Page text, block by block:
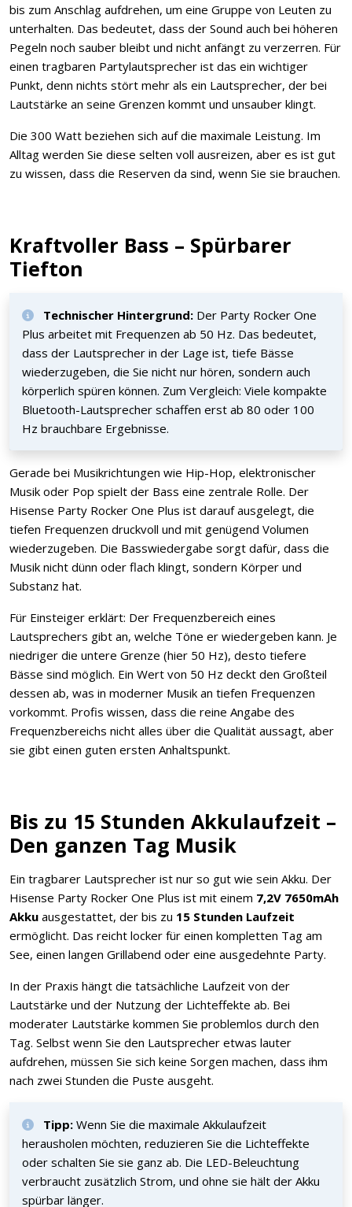
bis zum Anschlag aufdrehen, um eine Gruppe von Leuten zu
unterhalten. Das bedeutet, dass der Sound auch bei höheren
Pegeln noch sauber bleibt und nicht anfängt zu verzerren. Für
einen tragbaren Partylautsprecher ist das ein wichtiger
Punkt, denn nichts stört mehr als ein Lautsprecher, der bei
Lautstärke an seine Grenzen kommt und unsauber klingt.
Die 300 Watt beziehen sich auf die maximale Leistung. Im
Alltag werden Sie diese selten voll ausreizen, aber es ist gut
zu wissen, dass die Reserven da sind, wenn Sie sie brauchen.
Kraftvoller Bass – Spürbarer
Tiefton
Technischer Hintergrund: Der Party Rocker One
Plus arbeitet mit Frequenzen ab 50 Hz. Das bedeutet,
dass der Lautsprecher in der Lage ist, tiefe Bässe
wiederzugeben, die Sie nicht nur hören, sondern auch
körperlich spüren können. Zum Vergleich: Viele kompakte
Bluetooth-Lautsprecher schaffen erst ab 80 oder 100
Hz brauchbare Ergebnisse.
Gerade bei Musikrichtungen wie Hip-Hop, elektronischer
Musik oder Pop spielt der Bass eine zentrale Rolle. Der
Hisense Party Rocker One Plus ist darauf ausgelegt, die
tiefen Frequenzen druckvoll und mit genügend Volumen
wiederzugeben. Die Basswiedergabe sorgt dafür, dass die
Musik nicht dünn oder flach klingt, sondern Körper und
Substanz hat.
Für Einsteiger erklärt: Der Frequenzbereich eines
Lautsprechers gibt an, welche Töne er wiedergeben kann. Je
niedriger die untere Grenze (hier 50 Hz), desto tiefere
Bässe sind möglich. Ein Wert von 50 Hz deckt den Großteil
dessen ab, was in moderner Musik an tiefen Frequenzen
vorkommt. Profis wissen, dass die reine Angabe des
Frequenzbereichs nicht alles über die Qualität aussagt, aber
sie gibt einen guten ersten Anhaltspunkt.
Bis zu 15 Stunden Akkulaufzeit –
Den ganzen Tag Musik
Ein tragbarer Lautsprecher ist nur so gut wie sein Akku. Der
Hisense Party Rocker One Plus ist mit einem 7,2V 7650mAh
Akku ausgestattet, der bis zu 15 Stunden Laufzeit
ermöglicht. Das reicht locker für einen kompletten Tag am
See, einen langen Grillabend oder eine ausgedehnte Party.
In der Praxis hängt die tatsächliche Laufzeit von der
Lautstärke und der Nutzung der Lichteffekte ab. Bei
moderater Lautstärke kommen Sie problemlos durch den
Tag. Selbst wenn Sie den Lautsprecher etwas lauter
aufdrehen, müssen Sie sich keine Sorgen machen, dass ihm
nach zwei Stunden die Puste ausgeht.
Tipp: Wenn Sie die maximale Akkulaufzeit
herausholen möchten, reduzieren Sie die Lichteffekte
oder schalten Sie sie ganz ab. Die LED-Beleuchtung
verbraucht zusätzlich Strom, und ohne sie hält der Akku
spürbar länger.